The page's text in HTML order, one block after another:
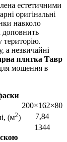
естетичними
оригінальні
навколо
доповнить
територію.
а незвичайні
плитка Тавр
мощення в
200×162×80
(м2)
7,84
1344